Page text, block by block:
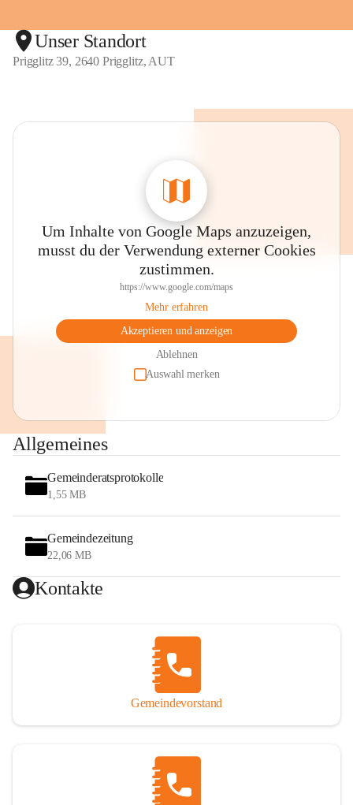
Unser Standort
Prigglitz 39, 2640 Prigglitz, AUT
Um Inhalte von Google Maps anzuzeigen,
musst du der Verwendung externer Cookies
zustimmen.
https://www.google.com/maps
Mehr erfahren
Akzeptieren und anzeigen
Ablehnen
Auswahl merken
Allgemeines
Gemeinderatsprotokolle
1,55 MB
Gemeindezeitung
22,06 MB
Kontakte
Gemeindevorstand